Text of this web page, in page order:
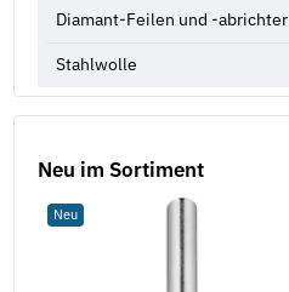
Diamant-Feilen und -abrichter
Stahlwolle
Neu im Sortiment
Neu